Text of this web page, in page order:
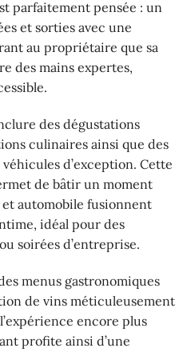
parfaitement pensée : un
et sorties avec une
au propriétaire que sa
des mains expertes,
des dégustations
culinaires ainsi que des
d’exception. Cette
de bâtir un moment
et automobile fusionnent
idéal pour des
soirées d’entreprise.
menus gastronomiques
de vins méticuleusement
encore plus
profite ainsi d’une